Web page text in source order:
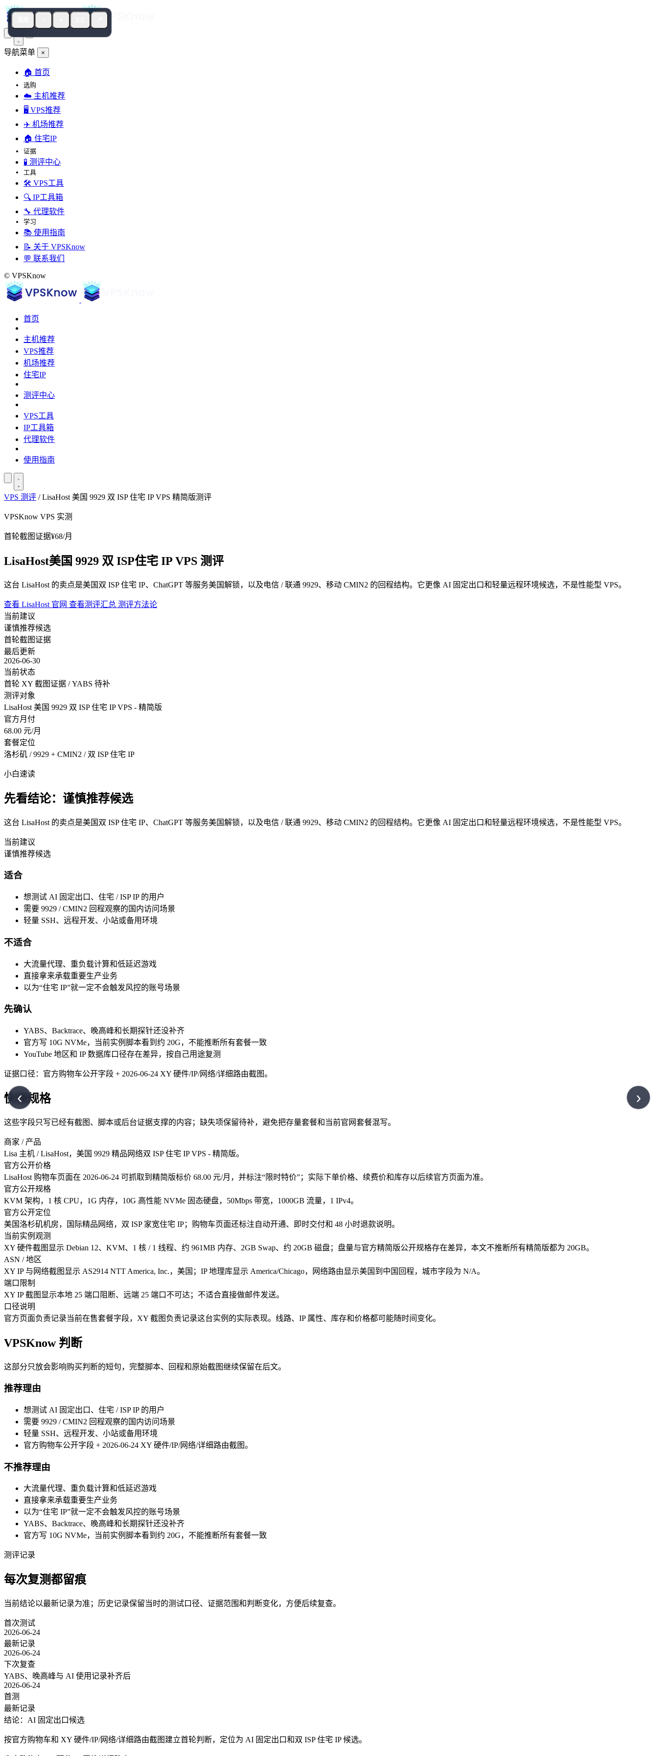
导航菜单 ×
🏠 首页
选购
☁️ 主机推荐
🖥️ VPS推荐
✈️ 机场推荐
🏠 住宅IP
证据
🧪 测评中心
工具
🛠️ VPS工具
🔍 IP工具箱
🔧 代理软件
学习
📚 使用指南
📝 关于 VPSKnow
💬 联系我们
© VPSKnow
首页
主机推荐
VPS推荐
机场推荐
住宅IP
测评中心
VPS工具
IP工具箱
代理软件
使用指南
VPS 测评 / LisaHost 美国 9929 双 ISP 住宅 IP VPS 精简版测评
VPSKnow VPS 实测
首轮截图证据¥68/月
LisaHost美国 9929 双 ISP住宅 IP VPS 测评
这台 LisaHost 的卖点是美国双 ISP 住宅 IP、ChatGPT 等服务美国解锁，以及电信 / 联通 9929、移动 CMIN2 的回程结构。它更像 AI 固定出口和轻量远程环境候选，不是性能型 VPS。
查看 LisaHost 官网 查看测评汇总 测评方法论
当前建议
谨慎推荐候选
首轮截图证据
最后更新
2026-06-30
当前状态
首轮 XY 截图证据 / YABS 待补
测评对象
LisaHost 美国 9929 双 ISP 住宅 IP VPS - 精简版
官方月付
68.00 元/月
套餐定位
洛杉矶 / 9929 + CMIN2 / 双 ISP 住宅 IP
小白速读
先看结论：谨慎推荐候选
这台 LisaHost 的卖点是美国双 ISP 住宅 IP、ChatGPT 等服务美国解锁，以及电信 / 联通 9929、移动 CMIN2 的回程结构。它更像 AI 固定出口和轻量远程环境候选，不是性能型 VPS。
当前建议
谨慎推荐候选
适合
想测试 AI 固定出口、住宅 / ISP IP 的用户
需要 9929 / CMIN2 回程观察的国内访问场景
轻量 SSH、远程开发、小站或备用环境
不适合
大流量代理、重负载计算和低延迟游戏
直接拿来承载重要生产业务
以为“住宅 IP”就一定不会触发风控的账号场景
先确认
YABS、Backtrace、晚高峰和长期探针还没补齐
官方写 10G NVMe，当前实例脚本看到约 20G，不能推断所有套餐一致
YouTube 地区和 IP 数据库口径存在差异，按自己用途复测
证据口径：官方购物车公开字段 + 2026-06-24 XY 硬件/IP/网络/详细路由截图。
快速规格
这些字段只写已经有截图、脚本或后台证据支撑的内容；缺失项保留待补，避免把存量套餐和当前官网套餐混写。
商家 / 产品
Lisa 主机 / LisaHost，美国 9929 精品网络双 ISP 住宅 IP VPS - 精简版。
官方公开价格
LisaHost 购物车页面在 2026-06-24 可抓取到精简版标价 68.00 元/月，并标注“限时特价”；实际下单价格、续费价和库存以后续官方页面为准。
官方公开规格
KVM 架构，1 核 CPU，1G 内存，10G 高性能 NVMe 固态硬盘，50Mbps 带宽，1000GB 流量，1 IPv4。
官方公开定位
美国洛杉矶机房，国际精品网络，双 ISP 家宽住宅 IP；购物车页面还标注自动开通、即时交付和 48 小时退款说明。
当前实例观测
XY 硬件截图显示 Debian 12、KVM、1 核 / 1 线程、约 961MB 内存、2GB Swap、约 20GB 磁盘；盘量与官方精简版公开规格存在差异，本文不推断所有精简版都为 20GB。
ASN / 地区
XY IP 与网络截图显示 AS2914 NTT America, Inc.，美国；IP 地理库显示 America/Chicago，网络路由显示美国到中国回程，城市字段为 N/A。
端口限制
XY IP 截图显示本地 25 端口阻断、远端 25 端口不可达；不适合直接做邮件发送。
口径说明
官方页面负责记录当前在售套餐字段，XY 截图负责记录这台实例的实际表现。线路、IP 属性、库存和价格都可能随时间变化。
VPSKnow 判断
这部分只放会影响购买判断的短句，完整脚本、回程和原始截图继续保留在后文。
推荐理由
想测试 AI 固定出口、住宅 / ISP IP 的用户
需要 9929 / CMIN2 回程观察的国内访问场景
轻量 SSH、远程开发、小站或备用环境
官方购物车公开字段 + 2026-06-24 XY 硬件/IP/网络/详细路由截图。
不推荐理由
大流量代理、重负载计算和低延迟游戏
直接拿来承载重要生产业务
以为“住宅 IP”就一定不会触发风控的账号场景
YABS、Backtrace、晚高峰和长期探针还没补齐
官方写 10G NVMe，当前实例脚本看到约 20G，不能推断所有套餐一致
测评记录
每次复测都留痕
当前结论以最新记录为准；历史记录保留当时的测试口径、证据范围和判断变化，方便后续复查。
首次测试
2026-06-24
最新记录
2026-06-24
下次复查
YABS、晚高峰与 AI 使用记录补齐后
2026-06-24
首测
最新记录
结论：AI 固定出口候选
按官方购物车和 XY 硬件/IP/网络/详细路由截图建立首轮判断，定位为 AI 固定出口和双 ISP 住宅 IP 候选。
‹ ›